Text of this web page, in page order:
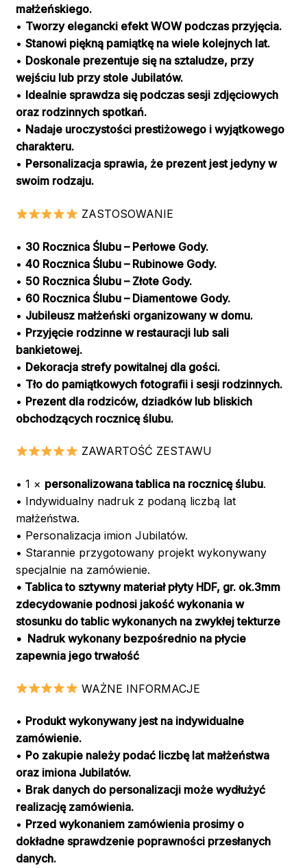
małżeńskiego.
• Tworzy elegancki efekt WOW podczas przyjęcia.
• Stanowi piękną pamiątkę na wiele kolejnych lat.
• Doskonale prezentuje się na sztaludze, przy
wejściu lub przy stole Jubilatów.
• Idealnie sprawdza się podczas sesji zdjęciowych
oraz rodzinnych spotkań.
• Nadaje uroczystości prestiżowego i wyjątkowego
charakteru.
• Personalizacja sprawia, że prezent jest jedyny w
swoim rodzaju.
ZASTOSOWANIE
• 30 Rocznica Ślubu – Perłowe Gody.
• 40 Rocznica Ślubu – Rubinowe Gody.
• 50 Rocznica Ślubu – Złote Gody.
• 60 Rocznica Ślubu – Diamentowe Gody.
• Jubileusz małżeński organizowany w domu.
• Przyjęcie rodzinne w restauracji lub sali
bankietowej.
• Dekoracja strefy powitalnej dla gości.
• Tło do pamiątkowych fotografii i sesji rodzinnych.
• Prezent dla rodziców, dziadków lub bliskich
obchodzących rocznicę ślubu.
ZAWARTOŚĆ ZESTAWU
• 1 × personalizowana tablica na rocznicę ślubu.
• Indywidualny nadruk z podaną liczbą lat
małżeństwa.
• Personalizacja imion Jubilatów.
• Starannie przygotowany projekt wykonywany
specjalnie na zamówienie.
• Tablica to sztywny materiał płyty HDF, gr. ok.3mm
zdecydowanie podnosi jakość wykonania w
stosunku do tablic wykonanych na zwykłej tekturze
• Nadruk wykonany bezpośrednio na płycie
zapewnia jego trwałość
WAŻNE INFORMACJE
• Produkt wykonywany jest na indywidualne
zamówienie.
• Po zakupie należy podać liczbę lat małżeństwa
oraz imiona Jubilatów.
• Brak danych do personalizacji może wydłużyć
realizację zamówienia.
• Przed wykonaniem zamówienia prosimy o
dokładne sprawdzenie poprawności przesłanych
danych.